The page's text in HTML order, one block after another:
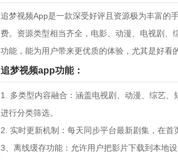
追梦视频App是一款深受好评且资源极为丰富的
费。资源类型相当齐全，电影、动漫、电视剧
功能，能为用户带来更优质的体验，尤其是好看
追梦视频app功能：
1. 多类型内容融合：涵盖电视剧、动漫、综艺、
进行分类筛选。
2. 实时更新机制：每天同步平台最新剧集，在首
3、离线缓存功能：允许用户把影片下载到本地